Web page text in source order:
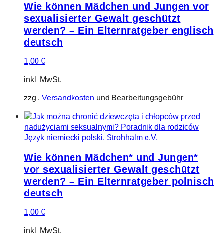
Wie können Mädchen und Jungen vor
sexualisierter Gewalt geschützt
werden? – Ein Elternratgeber englisch
deutsch
1,00 €
inkl. MwSt.
zzgl. Versandkosten und Bearbeitungsgebühr
Wie können Mädchen* und Jungen*
vor sexualisierter Gewalt geschützt
werden? – Ein Elternratgeber polnisch
deutsch
1,00 €
inkl. MwSt.